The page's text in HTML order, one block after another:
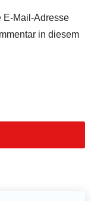
E-Mail-Adresse
in diesem